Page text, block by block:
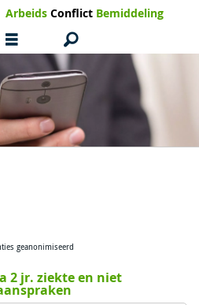
Arbeids ConflictBemiddeling
geanonimiseerd
2 jr. ziekte en niet